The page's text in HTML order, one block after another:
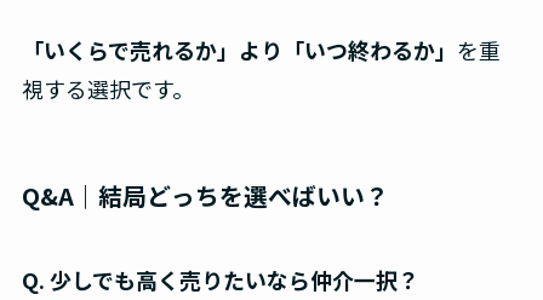
「いくらで売れるか」より「いつ終わるか」 を重
視する選択です。
Q&A｜結局どっちを選べばいい？
Q. 少しでも高く売りたいなら仲介一択？